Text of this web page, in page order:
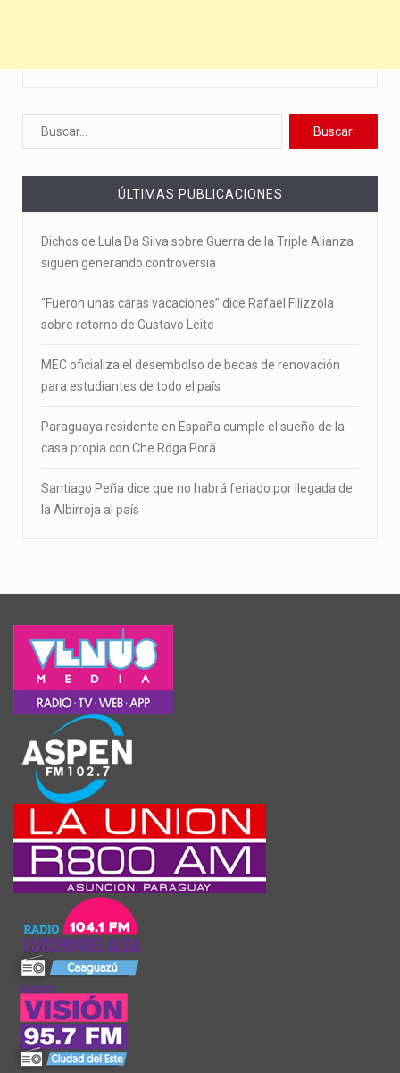
ÚLTIMAS PUBLICACIONES
Dichos de Lula Da Silva sobre Guerra de la Triple Alianza
siguen generando controversia
“Fueron unas caras vacaciones” dice Rafael Filizzola
sobre retorno de Gustavo Leite
MEC oficializa el desembolso de becas de renovación
para estudiantes de todo el país
Paraguaya residente en España cumple el sueño de la
casa propia con Che Róga Porã
Santiago Peña dice que no habrá feriado por llegada de
la Albirroja al país